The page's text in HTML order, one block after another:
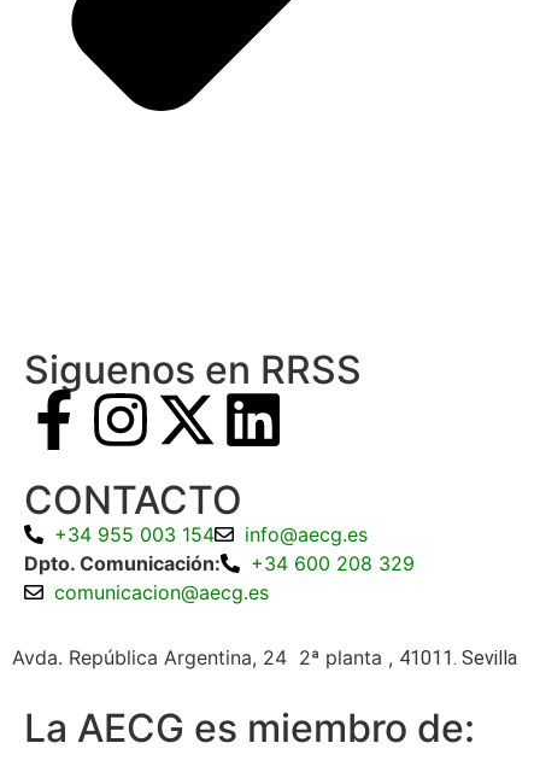
Siguenos en RRSS
CONTACTO
+34 955 003 154
info@aecg.es
Dpto. Comunicación:
+34 600 208 329
comunicacion@aecg.es
Avda. República Argentina, 24 2ª planta , 41011. Sevilla
La AECG es miembro de: